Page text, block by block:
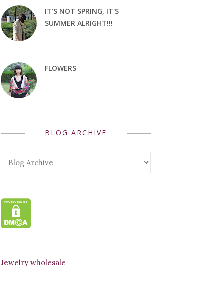
IT'S NOT SPRING, IT'S
SUMMER ALRIGHT!!!
FLOWERS
BLOG ARCHIVE
Jewelry wholesale